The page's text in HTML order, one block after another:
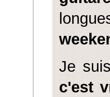
Je
c'est